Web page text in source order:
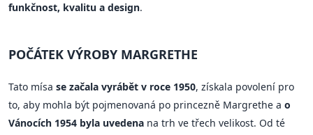
funkčnost, kvalitu a design.
POČÁTEK VÝROBY MARGRETHE
Tato mísa se začala vyrábět v roce 1950, získala povolení pro
to, aby mohla být pojmenovaná po princezně Margrethe a o
Vánocích 1954 byla uvedena na trh ve třech velikost. Od té